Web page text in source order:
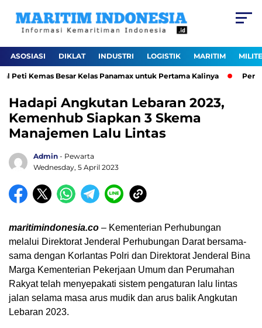
ASOSIASI DIKLAT INDUSTRI LOGISTIK MARITIM
Kemas Besar Kelas Panamax untuk Pertama Kalinya Perkuat
Hadapi Angkutan Lebaran 2023,
Kemenhub Siapkan 3 Skema
Manajemen Lalu Lintas
Admin - Pewarta
Wednesday, 5 April 2023
maritimindonesia.co – Kementerian Perhubungan
melalui Direktorat Jenderal Perhubungan Darat bersama-
sama dengan Korlantas Polri dan Direktorat Jenderal Bina
Marga Kementerian Pekerjaan Umum dan Perumahan
Rakyat telah menyepakati sistem pengaturan lalu lintas
jalan selama masa arus mudik dan arus balik Angkutan
Lebaran 2023.